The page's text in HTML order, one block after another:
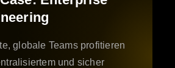
globale Teams profitieren
und sicher